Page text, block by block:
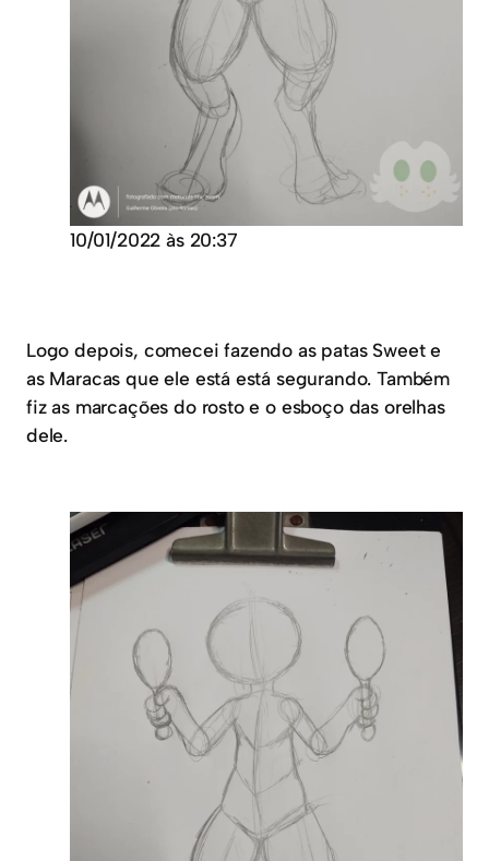
10/01/2022 às 20:37
Logo depois, comecei fazendo as patas Sweet e
as Maracas que ele está está segurando. Também
fiz as marcações do rosto e o esboço das orelhas
dele.